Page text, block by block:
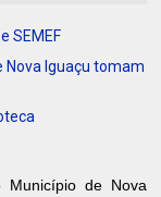
SEMEF
Nova Iguaçu tomam
Município de Nova